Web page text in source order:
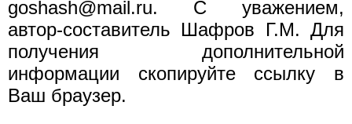
goshash@mail.ru. С уважением,
автор-составитель Шафров Г.М. Для
получения дополнительной
информации скопируйте ссылку в
Ваш браузер.